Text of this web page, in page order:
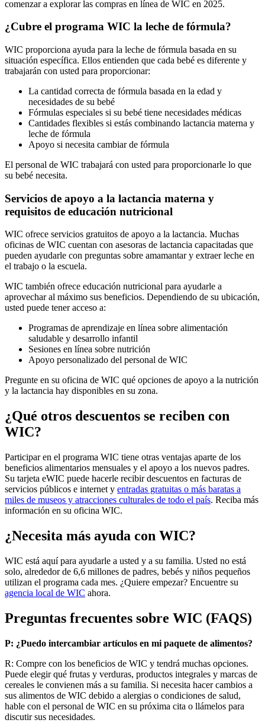
comenzar a explorar las compras en línea de WIC en 2025.
¿Cubre el programa WIC la leche de fórmula?
WIC proporciona ayuda para la leche de fórmula basada en su
situación específica. Ellos entienden que cada bebé es diferente y
trabajarán con usted para proporcionar:
La cantidad correcta de fórmula basada en la edad y
necesidades de su bebé
Fórmulas especiales si su bebé tiene necesidades médicas
Cantidades flexibles si estás combinando lactancia materna y
leche de fórmula
Apoyo si necesita cambiar de fórmula
El personal de WIC trabajará con usted para proporcionarle lo que
su bebé necesita.
Servicios de apoyo a la lactancia materna y
requisitos de educación nutricional
WIC ofrece servicios gratuitos de apoyo a la lactancia. Muchas
oficinas de WIC cuentan con asesoras de lactancia capacitadas que
pueden ayudarle con preguntas sobre amamantar y extraer leche en
el trabajo o la escuela.
WIC también ofrece educación nutricional para ayudarle a
aprovechar al máximo sus beneficios. Dependiendo de su ubicación,
usted puede tener acceso a:
Programas de aprendizaje en línea sobre alimentación
saludable y desarrollo infantil
Sesiones en línea sobre nutrición
Apoyo personalizado del personal de WIC
Pregunte en su oficina de WIC qué opciones de apoyo a la nutrición
y la lactancia hay disponibles en su zona.
¿Qué otros descuentos se reciben con
WIC?
Participar en el programa WIC tiene otras ventajas aparte de los
beneficios alimentarios mensuales y el apoyo a los nuevos padres.
Su tarjeta eWIC puede hacerle recibir descuentos en facturas de
servicios públicos e internet y entradas gratuitas o más baratas a
miles de museos y atracciones culturales de todo el país. Reciba más
información en su oficina WIC.
¿Necesita más ayuda con WIC?
WIC está aquí para ayudarle a usted y a su familia. Usted no está
solo, alrededor de 6,6 millones de padres, bebés y niños pequeños
utilizan el programa cada mes. ¿Quiere empezar? Encuentre su
agencia local de WIC ahora.
Preguntas frecuentes sobre WIC (FAQS)
P: ¿Puedo intercambiar artículos en mi paquete de alimentos?
R: Compre con los beneficios de WIC y tendrá muchas opciones.
Puede elegir qué frutas y verduras, productos integrales y marcas de
cereales le convienen más a su familia. Si necesita hacer cambios a
sus alimentos de WIC debido a alergias o condiciones de salud,
hable con el personal de WIC en su próxima cita o llámelos para
discutir sus necesidades.